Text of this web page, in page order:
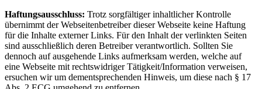
Haftungsausschluss: Trotz sorgfältiger inhaltlicher Kontrolle
übernimmt der Webseitenbetreiber dieser Webseite keine Haftung
für die Inhalte externer Links. Für den Inhalt der verlinkten Seiten
sind ausschließlich deren Betreiber verantwortlich. Sollten Sie
dennoch auf ausgehende Links aufmerksam werden, welche auf
eine Webseite mit rechtswidriger Tätigkeit/Information verweisen,
ersuchen wir um dementsprechenden Hinweis, um diese nach § 17